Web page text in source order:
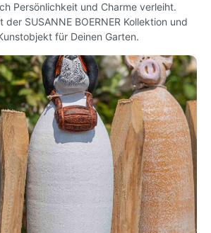
Persönlichkeit und Charme verleiht.
SUSANNE BOERNER Kollektion und
für Deinen Garten.